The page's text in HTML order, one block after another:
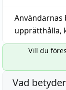
Användarnas
upprätthålla,
Vill du
Vad betyder